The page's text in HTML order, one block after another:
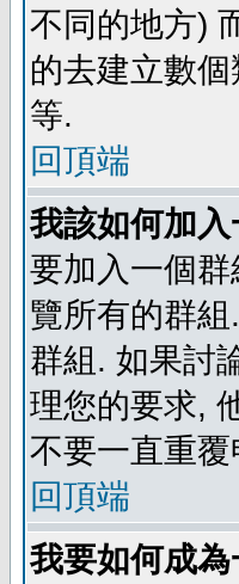
不同的地方)
的去建立數
等.
回頂端
我該如何加
要加入一個
覽所有的群
群組. 如果討
理您的要求,
不要一直重
回頂端
我要如何成